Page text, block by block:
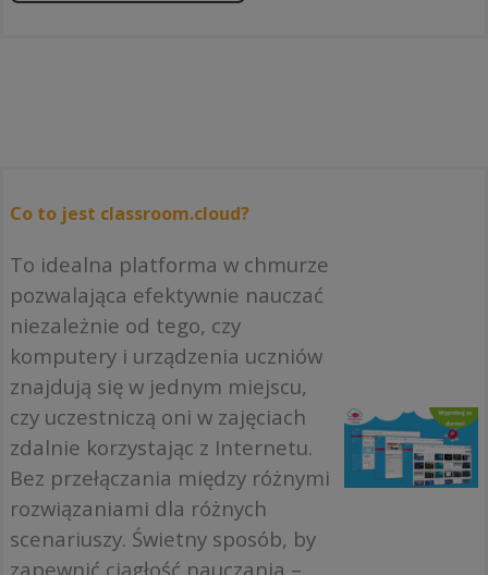
Co to jest classroom.cloud?
To idealna platforma w chmurze
pozwalająca efektywnie nauczać
niezależnie od tego, czy
komputery i urządzenia uczniów
znajdują się w jednym miejscu,
czy uczestniczą oni w zajęciach
zdalnie korzystając z Internetu.
Bez przełączania między różnymi
rozwiązaniami dla różnych
scenariuszy. Świetny sposób, by
zapewnić ciągłość nauczania –